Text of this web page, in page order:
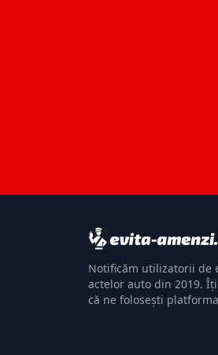
Notificăm utilizatorii de
actelor auto din 2019.
că ne folosești